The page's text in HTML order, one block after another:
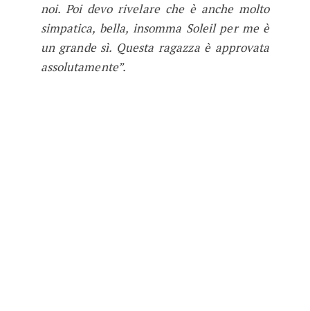
noi. Poi devo rivelare che è anche molto
simpatica, bella, insomma Soleil per me è
un grande sì. Questa ragazza è approvata
assolutamente”.